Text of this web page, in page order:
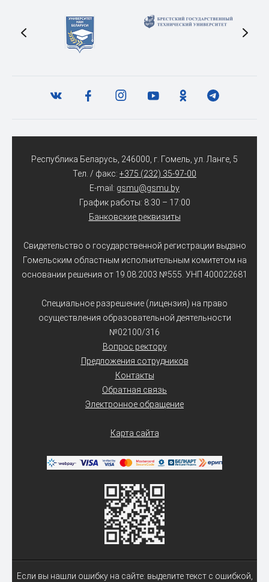
Республика Беларусь, 246000, г. Гомель, ул. Ланге, 5
Тел. / факс: +375 (232) 35-97-00
E-mail: gsmu@gsmu.by
График работы: 8:30 – 17:00
Банковские реквизиты
Свидетельство о государственной регистрации выдано
Гомельским областным исполнительным комитетом на
основании решения от 19.08.2003 №555. УНП 400022681
Специальное разрешение (лицензия) на право
осуществления образовательной деятельности
№02100/316
Вопрос ректору
Предложения сотрудников
Контакты
Обратная связь
Электронное обращение
Карта сайта
Если вы нашли ошибку на сайте: выделите текст с ошибкой,